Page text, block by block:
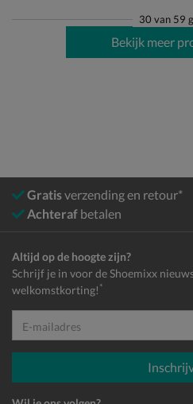
30 van 59
Bekijk meer
Gratisverzending en retour*
Achteraf betalen
Altijd op de hoogte zijn?
Schrijf je in voor de Shoemixx
welkomstkorting! *
E-mailadres